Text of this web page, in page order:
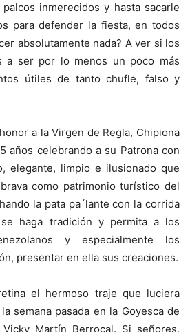
inmerecidos y hasta sacarle
para defender la fiesta, en todos
absolutamente nada? A ver si los
a ser por lo menos un poco más
útiles de tanto chufle, falso y
a la Virgen de Regla, Chipiona
años celebrando a su Patrona con
elegante, limpio e ilusionado que
como patrimonio turístico del
la pata pa´lante con la corrida
se haga tradición y permita a los
y especialmente los
presentar en ella sus creaciones.
el hermoso traje que luciera
semana pasada en la Goyesca de
Martín Berrocal. Si señores,